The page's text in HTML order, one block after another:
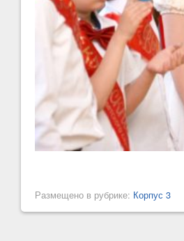
Размещено в рубрике: Корпус 3